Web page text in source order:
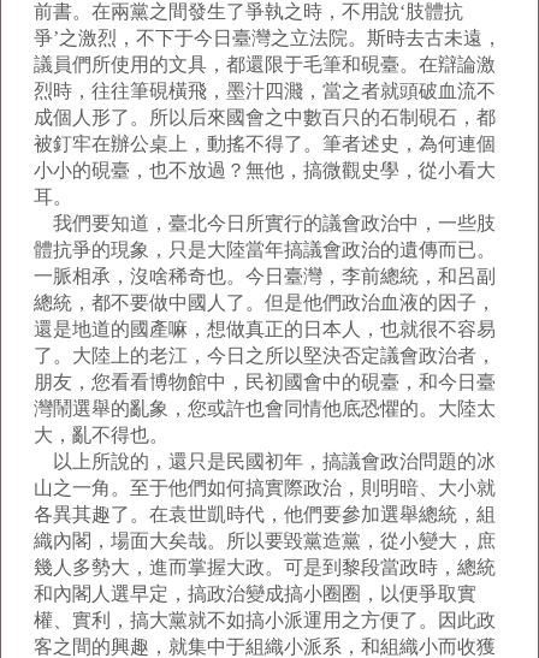
前書。在兩黨之間發生了爭執之時，不用說‘肢體抗
爭’之激烈，不下于今日臺灣之立法院。斯時去古未遠，
議員們所使用的文具，都還限于毛筆和硯臺。在辯論激
烈時，往往筆硯橫飛，墨汁四濺，當之者就頭破血流不
成個人形了。所以后來國會之中數百只的石制硯石，都
被釘牢在辦公桌上，動搖不得了。筆者述史，為何連個
小小的硯臺，也不放過？無他，搞微觀史學，從小看大
耳。
我們要知道，臺北今日所實行的議會政治中，一些肢
體抗爭的現象，只是大陸當年搞議會政治的遺傳而已。
一脈相承，沒啥稀奇也。今日臺灣，李前總統，和呂副
總統，都不要做中國人了。但是他們政治血液的因子，
還是地道的國產嘛，想做真正的日本人，也就很不容易
了。大陸上的老江，今日之所以堅決否定議會政治者，
朋友，您看看博物館中，民初國會中的硯臺，和今日臺
灣鬧選舉的亂象，您或許也會同情他底恐懼的。大陸太
大，亂不得也。
以上所說的，還只是民國初年，搞議會政治問題的冰
山之一角。至于他們如何搞實際政治，則明暗、大小就
各異其趣了。在袁世凱時代，他們要參加選舉總統，組
織內閣，場面大矣哉。所以要毀黨造黨，從小變大，庶
幾人多勢大，進而掌握大政。可是到黎段當政時，總統
和內閣人選早定，搞政治變成搞小圈圈，以便爭取實
權、實利，搞大黨就不如搞小派運用之方便了。因此政
客之間的興趣，就集中于組織小派系，和組織小而收獲